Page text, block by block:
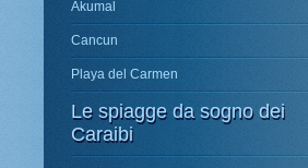
Akumal
Cancun
Playa del Carmen
Le spiagge da sogno dei
Caraibi